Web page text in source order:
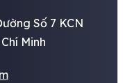
Số 7 KCN
Minh